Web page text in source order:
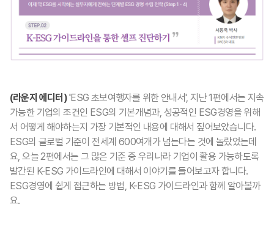
(라운지 에디터)'ESG 초보여행자를 위한 안내서', 지난 1편에서는 지속
가능한 기업의 조건인 ESG의 기본개념과, 성공적인 ESG경영을 위해
서 어떻게 해야하는지 가장 기본적인 내용에 대해서 짚어보았습니다.
ESG의 글로벌 기준이 전세계 600여개가 넘는다는 것에 놀랐었는데
요, 오늘 2편에서는 그 많은 기준 중 우리나라 기업이 활용 가능하도록
발간된 K-ESG 가이드라인에 대해서 이야기를 들어보고자 합니다.
ESG경영에 쉽게 접근하는 방법, K-ESG 가이드라인과 함께 알아볼까
요.